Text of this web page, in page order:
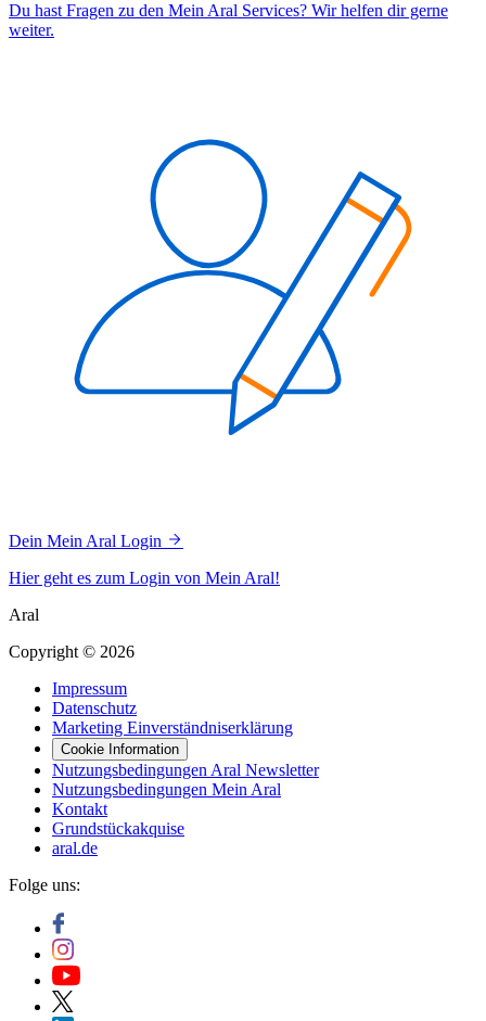
Du hast Fragen zu den Mein Aral Services? Wir helfen dir gerne
weiter.
Dein Mein Aral Login
Hier geht es zum Login von Mein Aral!
Aral
Copyright © 2026
Impressum
Datenschutz
Marketing Einverständniserklärung
Cookie Information
Nutzungsbedingungen Aral Newsletter
Nutzungsbedingungen Mein Aral
Kontakt
Grundstückakquise
aral.de
Folge uns: